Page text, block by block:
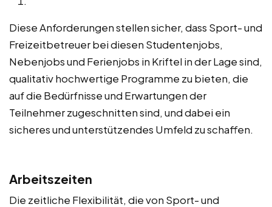
Diese Anforderungen stellen sicher, dass Sport- und
Freizeitbetreuer bei diesen Studentenjobs,
Nebenjobs und Ferienjobs in Kriftel in der Lage sind,
qualitativ hochwertige Programme zu bieten, die
auf die Bedürfnisse und Erwartungen der
Teilnehmer zugeschnitten sind, und dabei ein
sicheres und unterstützendes Umfeld zu schaffen.
Arbeitszeiten
Die zeitliche Flexibilität, die von Sport- und